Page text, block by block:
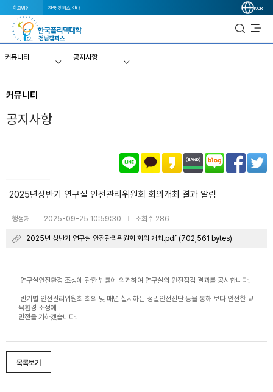
학교법인 전국 캠퍼스 안내 KOR
커뮤니티 공지사항
커뮤니티
공지사항
2025년상반기 연구실 안전관리위원회 회의개최 결과 알림
행정처 | 2025-09-25 10:59:30 | 조회수 286
2025년 상반기 연구실 안전관리위원회 회의 개최.pdf (702,561 bytes)
연구실안전환경 조성에 관한 법률에 의거하여 연구실의 안전점검 결과를 공시합니다.
반기별 안전관리위원회 회의 및 매년 실시하는 정밀안전진단 등을 통해 보다 안전한 교
육환경 조성에
만전을 기하겠습니다.
목록보기